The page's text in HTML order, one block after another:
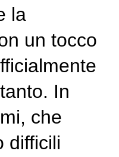
la
un tocco
In
che
difficili